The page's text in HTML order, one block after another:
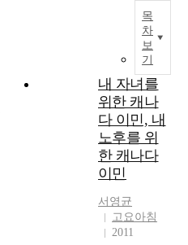
목
차
보
기
내 자녀를
위한 캐나
다 이민, 내
노후를 위
한 캐나다
이민
서영균
고요아침
2011